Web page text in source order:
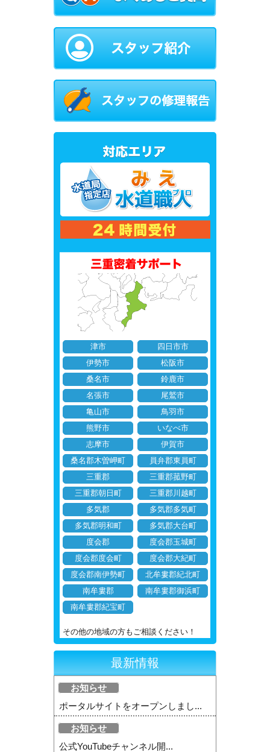
津市
四日市市
伊勢市
松阪市
桑名市
鈴鹿市
名張市
尾鷲市
亀山市
鳥羽市
熊野市
いなべ市
志摩市
伊賀市
桑名郡木曽岬町
員弁郡東員町
三重郡
三重郡菰野町
三重郡朝日町
三重郡川越町
多気郡
多気郡多気町
多気郡明和町
多気郡大台町
度会郡
度会郡玉城町
度会郡度会町
度会郡大紀町
度会郡南伊勢町
北牟婁郡紀北町
南牟婁郡
南牟婁郡御浜町
南牟婁郡紀宝町
その他の地域の方もご相談ください！
最新情報
お知らせ
ポータルサイトをオープンしまし...
お知らせ
公式YouTubeチャンネル開...